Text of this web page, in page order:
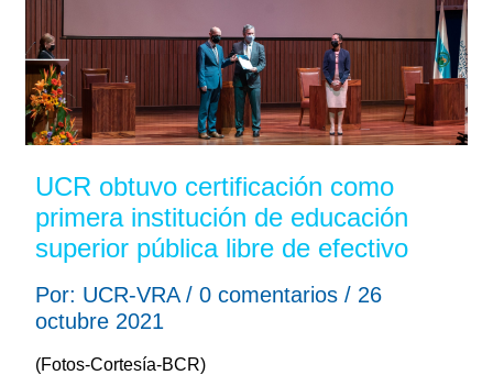
UCR obtuvo certificación como
primera institución de educación
superior pública libre de efectivo
Por: UCR-VRA / 0 comentarios / 26
octubre 2021
(Fotos-Cortesía-BCR)